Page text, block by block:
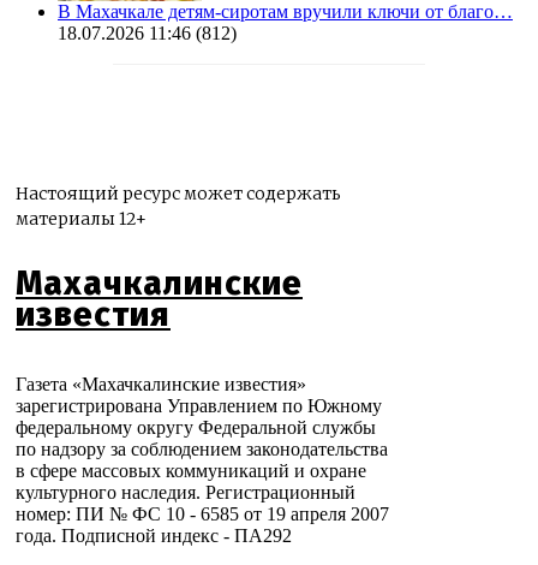
В Махачкале детям-сиротам вручили ключи от благо…
18.07.2026 11:46 (812)
Настоящий ресурс может содержать
материалы 12+
Махачкалинские
известия
Газета «Махачкалинские известия»
зарегистрирована Управлением по Южному
федеральному округу Федеральной службы
по надзору за соблюдением законодательства
в сфере массовых коммуникаций и охране
культурного наследия. Регистрационный
номер: ПИ № ФС 10 - 6585 от 19 апреля 2007
года. Подписной индекс - ПА292